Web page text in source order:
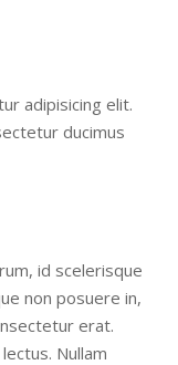
adipisicing elit.
ducimus
id scelerisque
non posuere in,
erat.
Nullam